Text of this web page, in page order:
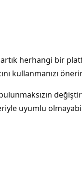
artık herhangi bir
kullanmanızı
uyumlu